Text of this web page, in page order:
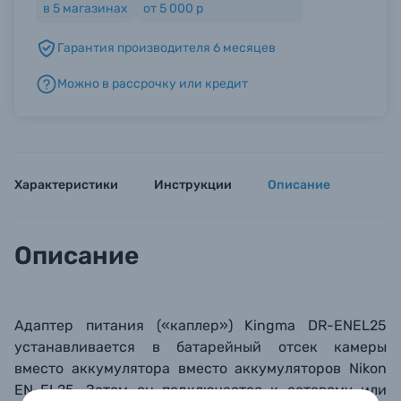
Б/У фототехника (Комиссионные товары)
в 5 магазинах
от 5 000 р
Гарантия производителя 6 месяцев
Можно в рассрочку или кредит
Характеристики Инструкции Описание
Описание
Адаптер питания («каплер») Kingma DR-ENEL25
устанавливается в батарейный отсек камеры
вместо аккумулятора вместо аккумуляторов Nikon
EN-EL25. Затем он подключается к сетевомуили